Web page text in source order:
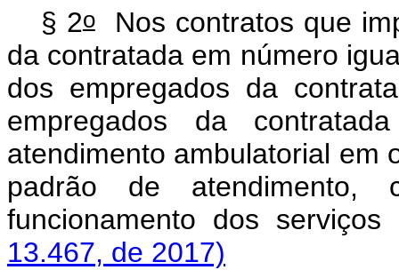
§ 2oNos contratos que
da contratada em número
dos empregados da
empregados da
atendimento ambulatorial em
padrão de
funcionamento dos
13.467, de 2017)